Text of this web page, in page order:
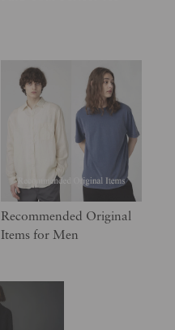
Recommended Original
Items for Men